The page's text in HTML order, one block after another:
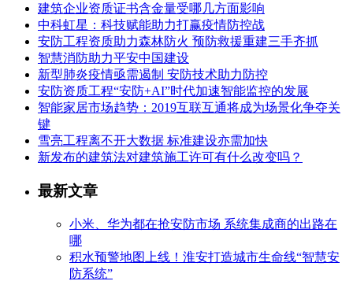
建筑企业资质证书含金量受哪几方面影响
中科虹星：科技赋能助力打赢疫情防控战
安防工程资质助力森林防火 预防救援重建三手齐抓
智慧消防助力平安中国建设
新型肺炎疫情亟需遏制 安防技术助力防控
安防资质工程“安防+AI”时代加速智能监控的发展
智能家居市场趋势：2019互联互通将成为场景化争夺关
键
雪亮工程离不开大数据 标准建设亦需加快
新发布的建筑法对建筑施工许可有什么改变吗？
最新文章
小米、华为都在抢安防市场 系统集成商的出路在
哪
积水预警地图上线！淮安打造城市生命线“智慧安
防系统”